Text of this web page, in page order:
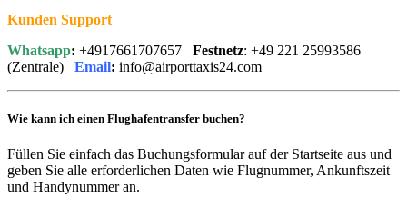
Kunden Support
Whatsapp: +4917661707657 Festnetz: +49 221 25993586
(Zentrale) Email: info@airporttaxis24.com
Wie kann ich einen Flughafentransfer buchen?
Füllen Sie einfach das Buchungsformular auf der Startseite aus und
geben Sie alle erforderlichen Daten wie Flugnummer, Ankunftszeit
und Handynummer an.